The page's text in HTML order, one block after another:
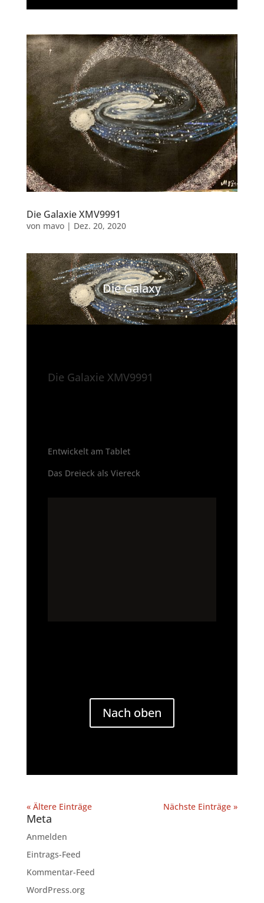
Die Galaxie XMV9991
von mavo| Dez. 20, 2020
Die Galaxy
Die Galaxie XMV9991
Entwickelt am Tablet
Das Dreieck als Viereck
Nach oben
« Ältere Einträge Nächste Einträge »
Meta
Anmelden
Eintrags-Feed
Kommentar-Feed
WordPress.org